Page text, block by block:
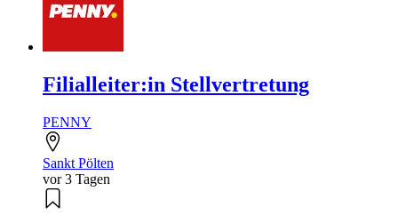
Filialleiter:in Stellvertretung
PENNY
Sankt Pölten
vor 3 Tagen